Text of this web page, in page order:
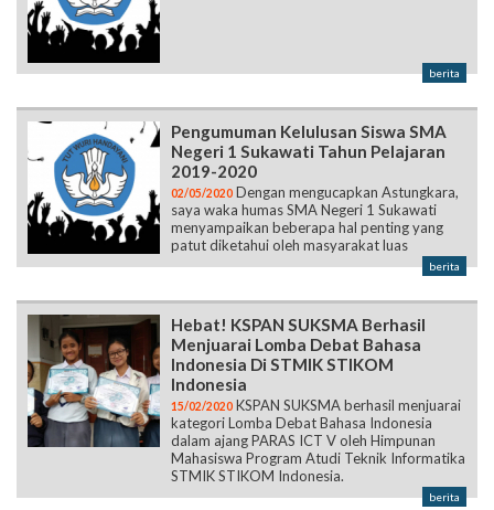
berita
Pengumuman Kelulusan Siswa SMA
Negeri 1 Sukawati Tahun Pelajaran
2019-2020
02/05/2020 Dengan mengucapkan Astungkara,
saya waka humas SMA Negeri 1 Sukawati
menyampaikan beberapa hal penting yang
patut diketahui oleh masyarakat luas
berita
Hebat! KSPAN SUKSMA Berhasil
Menjuarai Lomba Debat Bahasa
Indonesia Di STMIK STIKOM
Indonesia
15/02/2020 KSPAN SUKSMA berhasil menjuarai
kategori Lomba Debat Bahasa Indonesia
dalam ajang PARAS ICT V oleh Himpunan
Mahasiswa Program Atudi Teknik Informatika
STMIK STIKOM Indonesia.
berita